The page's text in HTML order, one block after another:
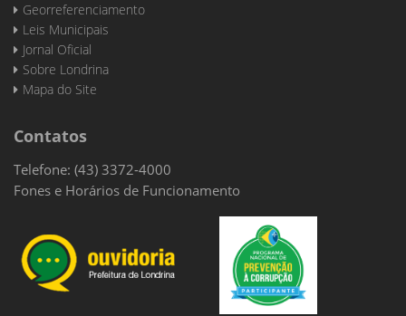
Georreferenciamento
Leis Municipais
Jornal Oficial
Sobre Londrina
Mapa do Site
Contatos
Telefone: (43) 3372-4000
Fones e Horários de Funcionamento